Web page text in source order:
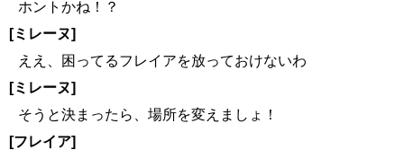
ホントかね！？
[ミレーヌ]
ええ、困ってるフレイアを放っておけないわ
[ミレーヌ]
そうと決まったら、場所を変えましょ！
[フレイア]